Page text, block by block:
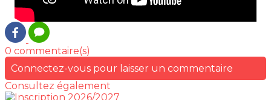
0 commentaire(s)
Connectez-vous pour laisser un commentaire
Consultez également